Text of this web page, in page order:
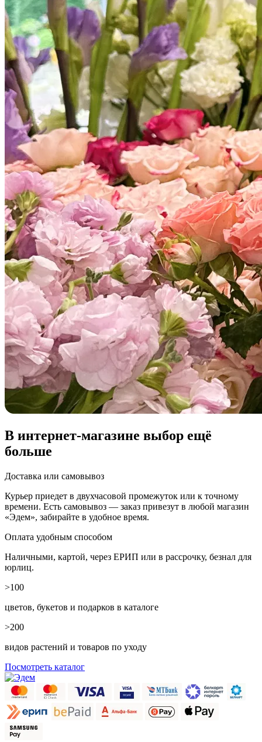
В интернет-магазине выбор ещё
больше
Доставка или самовывоз
Курьер приедет в двухчасовой промежуток или к точному
времени. Есть самовывоз — заказ привезут в любой магазин
«Эдем», забирайте в удобное время.
Оплата удобным способом
Наличными, картой, через ЕРИП или в рассрочку, безнал для
юрлиц.
>100
цветов, букетов и подарков в каталоге
>200
видов растений и товаров по уходу
Посмотреть каталог